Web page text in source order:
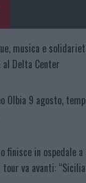
musica e
al Delta Center
Olbia 9 agosto,
finisce in ospedale a
va avanti: